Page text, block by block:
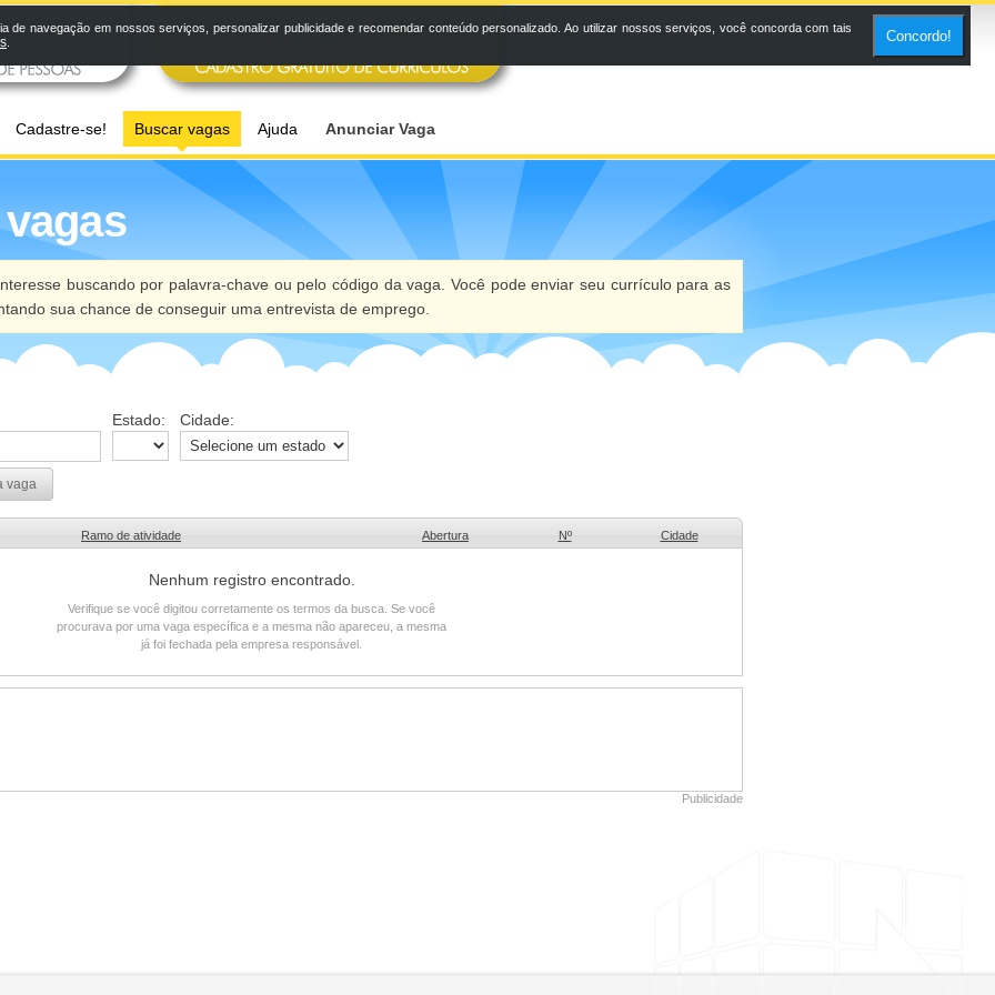
Cadastre-se! Buscar vagas Ajuda Anunciar Vaga
buscando por palavra-chave ou pelo código da vaga. Você pode enviar seu currículo para as
sua chance de conseguir uma entrevista de emprego.
Estado: Cidade:
vaga
Ramo de atividade Abertura Nº Cidade
Nenhum registro encontrado.
Verifique se você digitou corretamente os termos da busca. Se você
procurava por uma vaga específica e a mesma não apareceu, a mesma
já foi fechada pela empresa responsável.
Publicidade
navegação em nossos serviços, personalizar publicidade e recomendar conteúdo personalizado. Ao utilizar nossos serviços, você concorda com tais
Concordo!